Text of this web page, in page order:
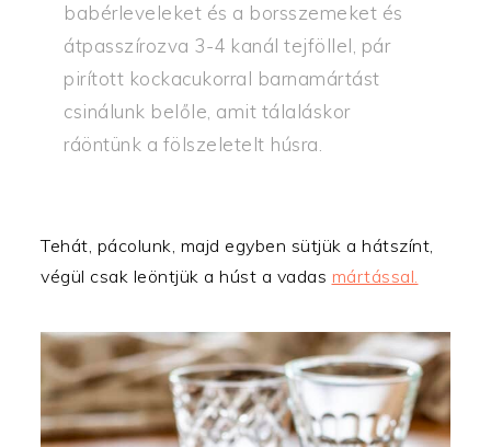
babérleveleket és a borsszemeket és
átpasszírozva 3-4 kanál tejföllel, pár
pirított kockacukorral barnamártást
csinálunk belőle, amit tálaláskor
ráöntünk a fölszeletelt húsra.
Tehát, pácolunk, majd egyben sütjük a hátszínt,
végül csak leöntjük a húst a vadas mártással.